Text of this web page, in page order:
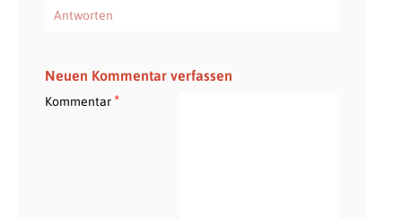
Antworten
Neuen Kommentar verfassen
Kommentar*